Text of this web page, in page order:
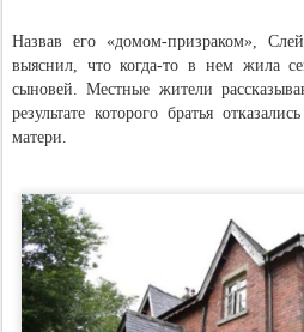
Назвав его «домом-призраком»,
выяснил, что когда-то в нем жила
сыновей. Местные жители
результате которого братья
матери.